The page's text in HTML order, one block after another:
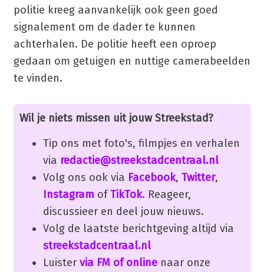
politie kreeg aanvankelijk ook geen goed
signalement om de dader te kunnen
achterhalen. De politie heeft een oproep
gedaan om getuigen en nuttige camerabeelden
te vinden.
Wil je niets missen uit jouw Streekstad?
Tip ons met foto's, filmpjes en verhalen
via redactie@streekstadcentraal.nl
Volg ons ook via Facebook, Twitter,
Instagram ofTikTok. Reageer,
discussieer en deel jouw nieuws.
Volg de laatste berichtgeving altijd via
streekstadcentraal.nl
Luister via FM of onlinenaar onze